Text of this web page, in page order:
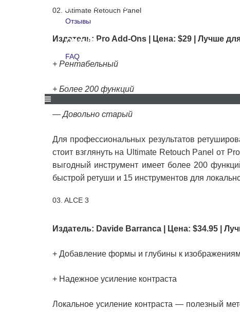
Для компаний
Отзывы
Отзывы
FAQ
02. Ultimate Retouch Panel
Издатель: Pro Add-Ons | Цена: $29 | Лучше
+ Рентабельный
+ Более 200 функций
— Довольно старый
Для профессиональных результатов
стоит взглянуть на Ultimate Retouch Panel от
выгодный инструмент имеет более 200
быстрой ретуши и 15 инструментов для
03. ALCE 3
Издатель: Davide Barranca | Цена: $34.95 |
+ Добавление формы и глубины к изображениям
+ Надежное усиление контраста
Локальное усиление контраста — полезный